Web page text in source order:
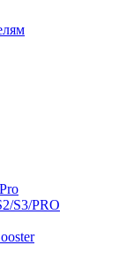
S3/PRO